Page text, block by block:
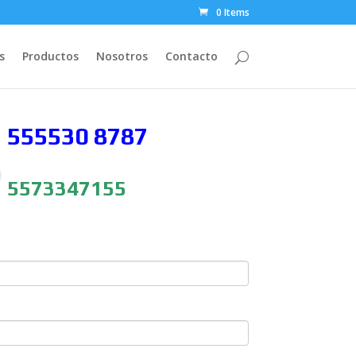
0 Items
Productos Nosotros Contacto
555530 8787
5573347155